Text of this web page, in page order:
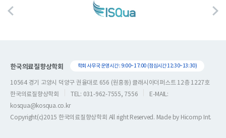
한국의료질향상학회 학회 사무국 운영시간 : 9:00~17:00 (점심시간 12:30~13:30)
10564 경기 고양시 덕양구 권율대로 656 (원흥동) 클래시아더퍼스트 12층 1227호
한국의료질향상학회
TEL: 031-962-7555, 7556
E-MAIL:
kosqua@kosqua.co.kr
Copyright(c)2015 한국의료질향상학회 All right Reserved. Made by Hicomp Int.